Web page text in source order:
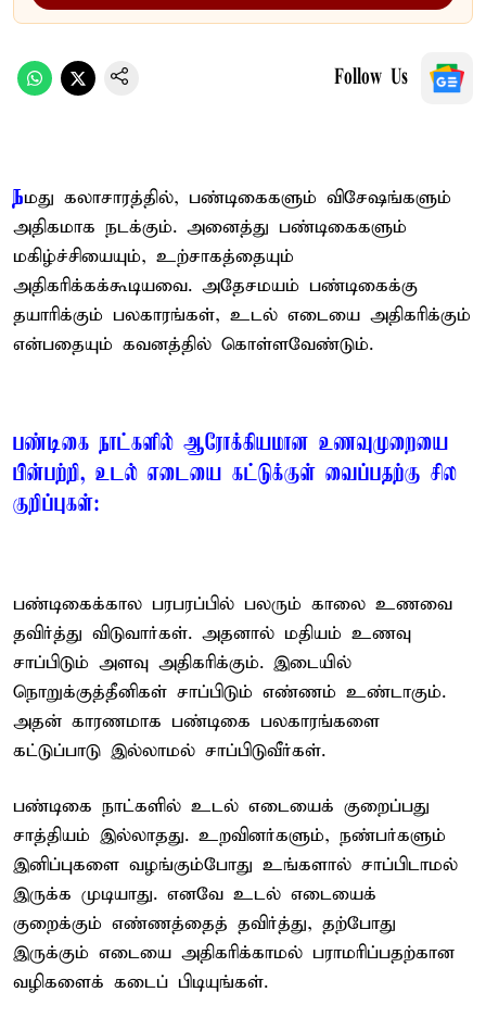
Follow Us
நமது கலாசாரத்தில், பண்டிகைகளும் விசேஷங்களும்
அதிகமாக நடக்கும். அனைத்து பண்டிகைகளும்
மகிழ்ச்சியையும், உற்சாகத்தையும்
அதிகரிக்கக்கூடியவை. அதேசமயம் பண்டிகைக்கு
தயாரிக்கும் பலகாரங்கள், உடல் எடையை அதிகரிக்கும்
என்பதையும் கவனத்தில் கொள்ளவேண்டும்.
பண்டிகை நாட்களில் ஆரோக்கியமான உணவுமுறையை
பின்பற்றி, உடல் எடையை கட்டுக்குள் வைப்பதற்கு சில
குறிப்புகள்:
பண்டிகைக்கால பரபரப்பில் பலரும் காலை உணவை
தவிர்த்து விடுவார்கள். அதனால் மதியம் உணவு
சாப்பிடும் அளவு அதிகரிக்கும். இடையில்
நொறுக்குத்தீனிகள் சாப்பிடும் எண்ணம் உண்டாகும்.
அதன் காரணமாக பண்டிகை பலகாரங்களை
கட்டுப்பாடு இல்லாமல் சாப்பிடுவீர்கள்.
பண்டிகை நாட்களில் உடல் எடையைக் குறைப்பது
சாத்தியம் இல்லாதது. உறவினர்களும், நண்பர்களும்
இனிப்புகளை வழங்கும்போது உங்களால் சாப்பிடாமல்
இருக்க முடியாது. எனவே உடல் எடையைக்
குறைக்கும் எண்ணத்தைத் தவிர்த்து, தற்போது
இருக்கும் எடையை அதிகரிக்காமல் பராமரிப்பதற்கான
வழிகளைக் கடைப் பிடியுங்கள்.